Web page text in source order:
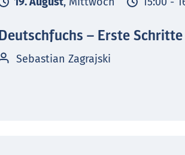
Deutschfuchs – Erste
Sebastian Zagrajski